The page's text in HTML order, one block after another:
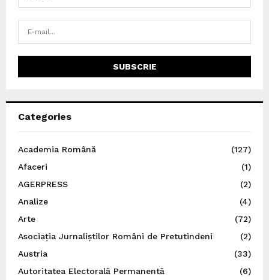
Categories
Academia Română
(127)
Afaceri
(1)
AGERPRESS
(2)
Analize
(4)
Arte
(72)
Asociația Jurnaliștilor Români de Pretutindeni
(2)
Austria
(33)
Autoritatea Electorală Permanentă
(6)